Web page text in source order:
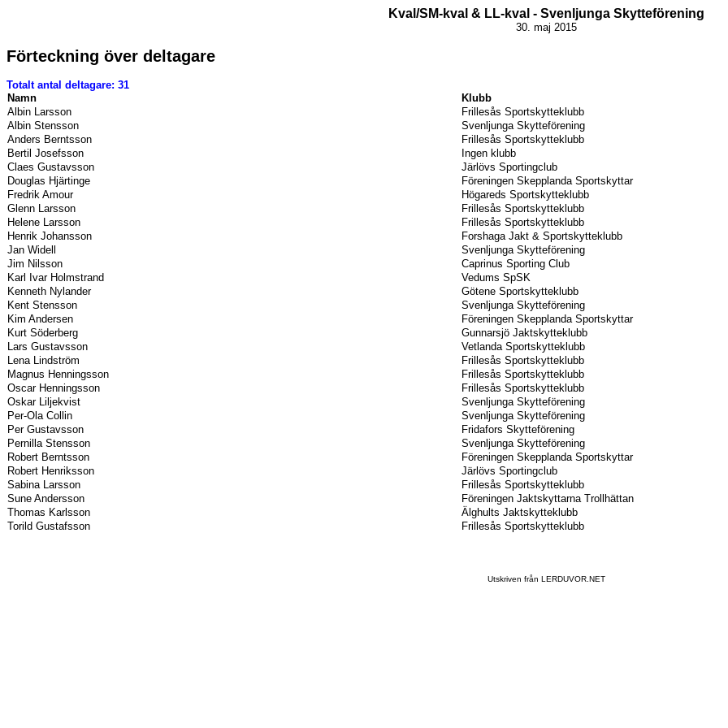
Kval/SM-kval & LL-kval - Svenljunga Skytteförening
30. maj 2015
Förteckning över deltagare
Totalt antal deltagare: 31
Namn
Klubb
Albin Larsson
Frillesås Sportskytteklubb
Albin Stensson
Svenljunga Skytteförening
Anders Berntsson
Frillesås Sportskytteklubb
Bertil Josefsson
Ingen klubb
Claes Gustavsson
Järlövs Sportingclub
Douglas Hjärtinge
Föreningen Skepplanda Sportskyttar
Fredrik Amour
Högareds Sportskytteklubb
Glenn Larsson
Frillesås Sportskytteklubb
Helene Larsson
Frillesås Sportskytteklubb
Henrik Johansson
Forshaga Jakt & Sportskytteklubb
Jan Widell
Svenljunga Skytteförening
Jim Nilsson
Caprinus Sporting Club
Karl Ivar Holmstrand
Vedums SpSK
Kenneth Nylander
Götene Sportskytteklubb
Kent Stensson
Svenljunga Skytteförening
Kim Andersen
Föreningen Skepplanda Sportskyttar
Kurt Söderberg
Gunnarsjö Jaktskytteklubb
Lars Gustavsson
Vetlanda Sportskytteklubb
Lena Lindström
Frillesås Sportskytteklubb
Magnus Henningsson
Frillesås Sportskytteklubb
Oscar Henningsson
Frillesås Sportskytteklubb
Oskar Liljekvist
Svenljunga Skytteförening
Per-Ola Collin
Svenljunga Skytteförening
Per Gustavsson
Fridafors Skytteförening
Pernilla Stensson
Svenljunga Skytteförening
Robert Berntsson
Föreningen Skepplanda Sportskyttar
Robert Henriksson
Järlövs Sportingclub
Sabina Larsson
Frillesås Sportskytteklubb
Sune Andersson
Föreningen Jaktskyttarna Trollhättan
Thomas Karlsson
Älghults Jaktskytteklubb
Torild Gustafsson
Frillesås Sportskytteklubb
Utskriven från LERDUVOR.NET